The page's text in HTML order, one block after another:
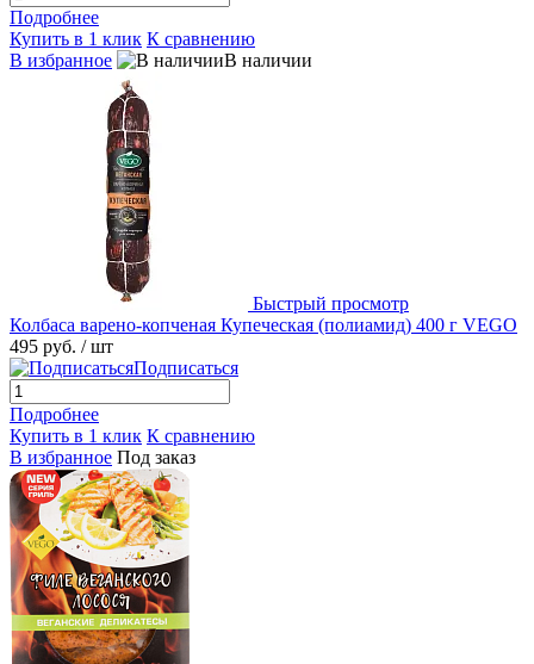
Подробнее
Купить в 1 клик К сравнению
В избранное
В наличии
Быстрый просмотр
Колбаса варено-копченая Купеческая (полиамид) 400 г VEGO
495 руб. / шт
Подписаться
Подробнее
Купить в 1 клик К сравнению
В избранное Под заказ